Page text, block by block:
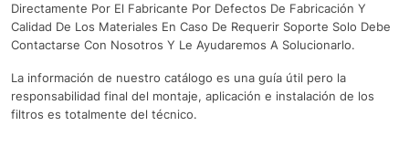
Directamente Por El Fabricante Por Defectos De Fabricación Y
Calidad De Los Materiales En Caso De Requerir Soporte Solo Debe
Contactarse Con Nosotros Y Le Ayudaremos A Solucionarlo.
La información de nuestro catálogo es una guía útil pero la
responsabilidad final del montaje, aplicación e instalación de los
filtros es totalmente del técnico.